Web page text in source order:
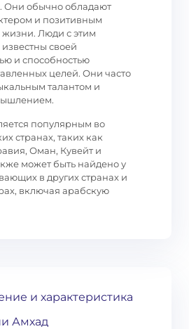
Они обычно обладают
и позитивным
Люди с этим
своей
и способностью
целей. Они часто
талантом и
популярным во
странах, таких как
Оман, Кувейт и
может быть найдено у
в других странах и
включая арабскую
и характеристика
Амхад